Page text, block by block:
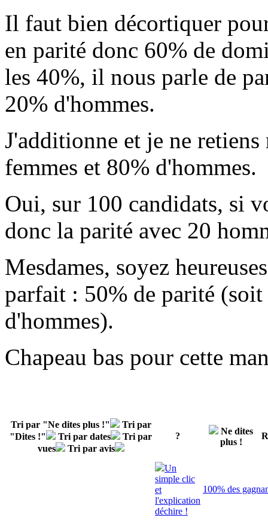
Il faut bien décortiquer
en parité donc 60% de
les 40%, il nous parle de
20% d'hommes.
J'additionne et je ne
femmes et 80% d'hommes.
Oui, sur 100 candidats, si
donc la parité avec 20
Mesdames, soyez
parfait : 50% de parité
d'hommes).
Chapeau bas pour cette
Tri par "Ne dites plus !"
Tri par
"Dites !"
Tri par dates
Tri par
vues
Tri par avis
?
Ne dites
plus !
Un
simple clic
et
l'explication
déchire !
100% des